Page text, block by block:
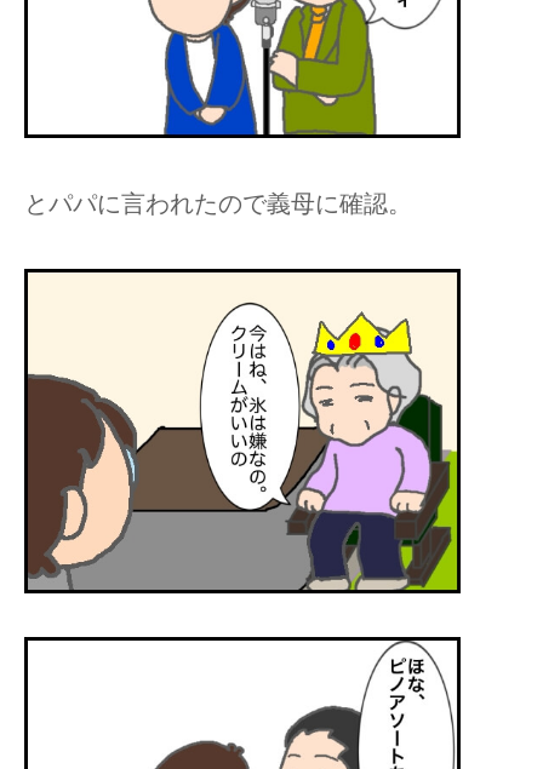
とパパに言われたので義母に確認。